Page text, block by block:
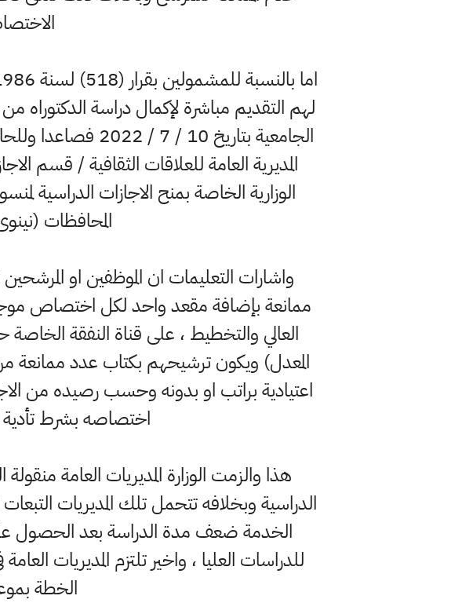
الجامعية بتاريخ
المديرية العامة للعلاقات الثقافية / قسم
الوزارية الخاصة بمنح الاجازات الدراسية
المحافظات
واشارات التعليمات ان الموظفين او
ممانعة بإضافة مقعد واحد لكل اختصاص موجود
العالي والتخطيط ، على قناة النفقة الخاصة
المعدل) ويكون ترشيحهم بكتاب عدد ممانعة
اعتيادية براتب او بدونه وحسب رصيده من
اختصاصه بشرط تأدية
هذا والزمت الوزارة المديريات العامة
الدراسية وبخلافه تتحمل تلك المديريات
الخدمة ضعف مدة الدراسة بعد الحصول على
للدراسات العليا ، واخير تلتزم المديريات
الخطة بموعد